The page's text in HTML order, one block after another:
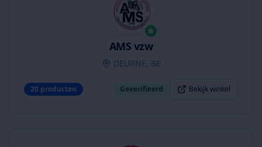
AMS vzw
DEURNE, BE
20 producten Geverifieerd Bekijk winkel